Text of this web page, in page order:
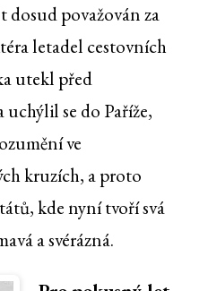
dosud považován za
letadel cestovních
utekl před
se do Paříže,
ve
kruzích, a proto
kde nyní tvoří svá
a svérázná.